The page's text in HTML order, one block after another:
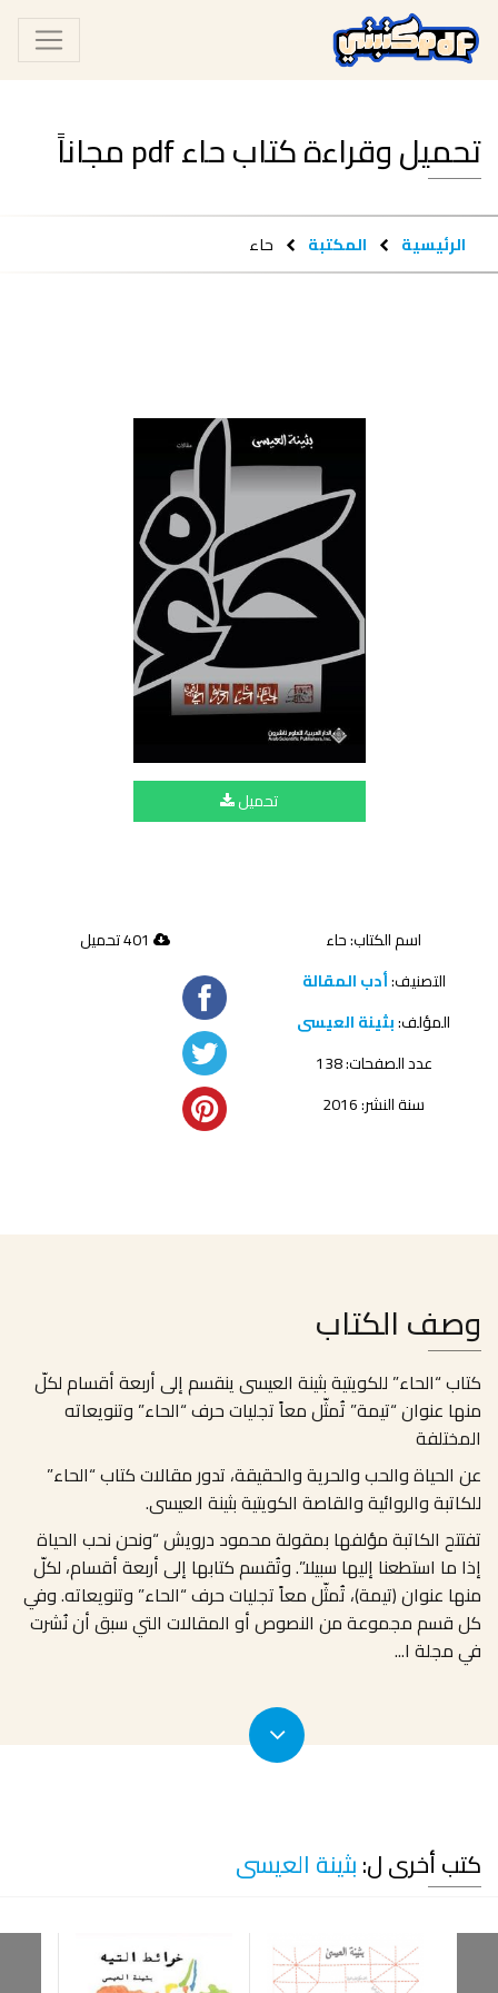
تحميل وقراءة كتاب حاء pdf مجاناً
الرئيسية المكتبة حاء
تحميل
اسم الكتاب: حاء
التصنيف:أدب المقالة
المؤلف:بثينة العيسى
عدد الصفحات: 138
سنة النشر: 2016
وصف الكتاب
كتاب “الحاء” للكويتية بثينة العيسى ينقسم إلى أربعة أقسام لكلّ
منها عنوان “تيمة” تُمثّل معاً تجليات حرف “الحاء” وتنويعاته
المختلفة
عن الحياة والحب والحرية والحقيقة، تدور مقالات كتاب “الحاء”
للكاتبة والروائية والقاصة الكويتية بثينة العيسى.
تفتتح الكاتبة مؤلفها بمقولة محمود درويش “ونحن نحب الحياة
إذا ما استطعنا إليها سبيلا”. وتُقسم كتابها إلى أربعة أقسام، لكلّ
منها عنوان (تيمة)، تُمثّل معاً تجليات حرف “الحاء” وتنويعاته. وفي
كل قسم مجموعة من النصوص أو المقالات التي سبق أن نُشرت
في مجلة ا...
كتب أخرى ل:بثينة العيسى